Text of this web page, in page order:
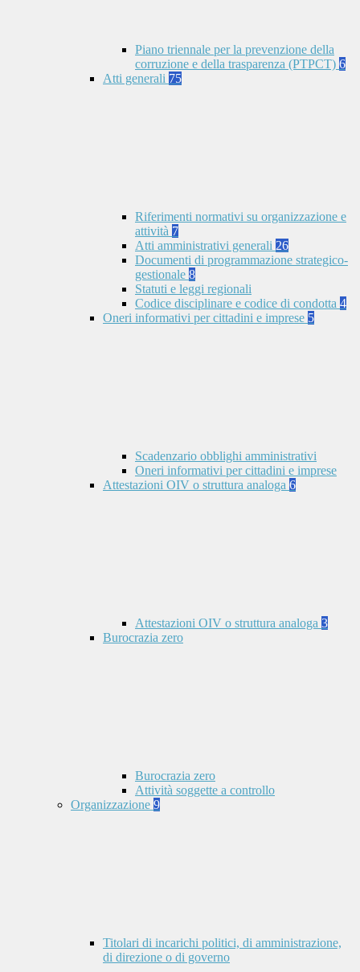
Piano triennale per la prevenzione della
corruzione e della trasparenza (PTPCT) 6
Atti generali 75
Riferimenti normativi su organizzazione e
attività 7
Atti amministrativi generali 26
Documenti di programmazione strategico-
gestionale 8
Statuti e leggi regionali
Codice disciplinare e codice di condotta 4
Oneri informativi per cittadini e imprese 5
Scadenzario obblighi amministrativi
Oneri informativi per cittadini e imprese
Attestazioni OIV o struttura analoga 6
Attestazioni OIV o struttura analoga 3
Burocrazia zero
Burocrazia zero
Attività soggette a controllo
Organizzazione 9
Titolari di incarichi politici, di amministrazione,
di direzione o di governo